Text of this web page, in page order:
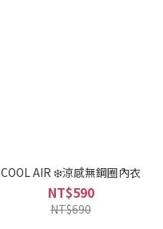
COOL AIR ❄️涼感無鋼圈內衣
NT$590
NT$690